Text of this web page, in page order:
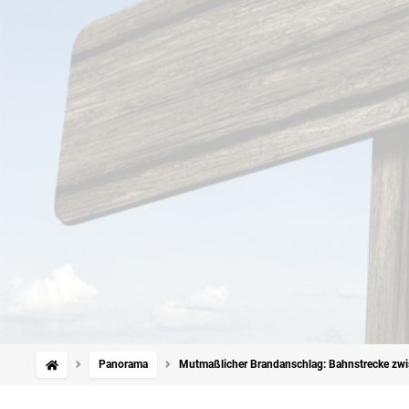
Panorama Mutmaßlicher Brandanschlag: Bahnstrecke